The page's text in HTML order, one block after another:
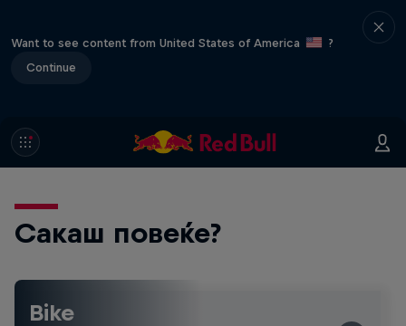
Want to see content from United States of America
?
Continue
Сакаш повеќе?
Bike